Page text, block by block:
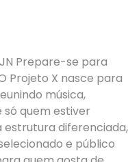
JULHO
- BDAY
JN
JN Prepare-se para
Projeto X nasce para
música,
só quem estiver
estrutura diferenciada,
e público